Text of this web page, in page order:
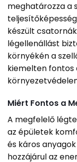
meghatározza a
készült
légellenállást
környékén a
kiemelten fontos
Miért Fontos a
A megfelelő
az épületek
és káros
hozzájárul az